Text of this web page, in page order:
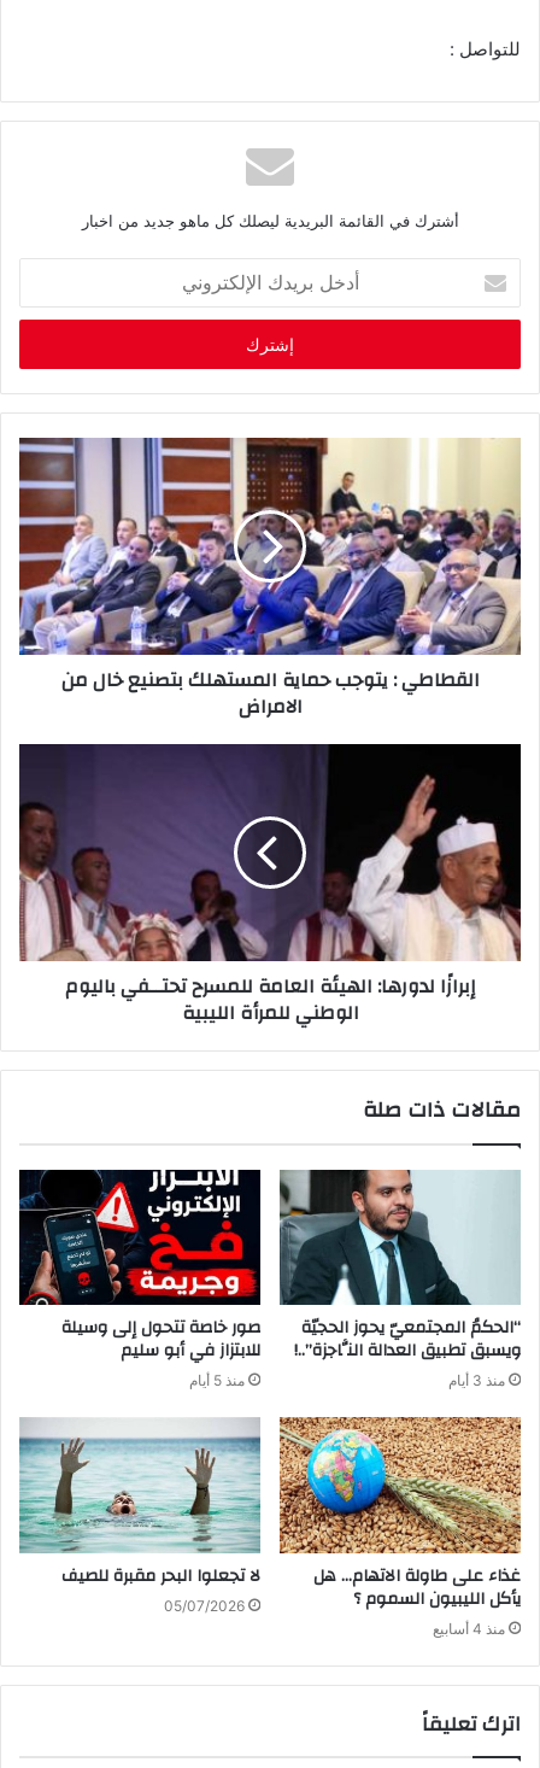
للتواصل :
أشترك في القائمة البريدية ليصلك كل ماهو جديد من اخبار
خ
ب
ر
ل
إ
ل
ت
ر
القطاطي : يتوجب حماية المستهلك بتصنيع خال من
الامراض
إبرازًا لدورها: الهيئة العامة للمسرح تحتــفي باليوم
الوطني للمرأة الليبية
مقالات ذات صلة
“الحكمُ المجتمعيّ يحوز الحجيّة
ويسبق تطبيق العدالة النَّاجزة”..!
منذ 3 أيام
‬للابتزاز‭ ‬في‭ ‬أبو‭ ‬سليم
منذ 5 أيام
غذاء على طاولة الاتهام… هل
يأكل الليبيون السموم ؟
منذ 4 أسابيع
لا‭ ‬تجعلوا‭ ‬البحر‭ ‬مقبرة‭ ‬للصيف
05/07/2026
اترك تعليقاً